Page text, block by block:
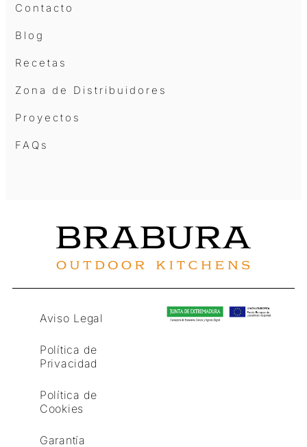
Contacto
Blog
Recetas
Zona de Distribuidores
Proyectos
FAQs
Aviso Legal
Política de
Privacidad
Política de
Cookies
Garantía